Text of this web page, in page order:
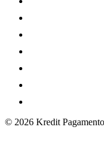
© 2026 Kredit